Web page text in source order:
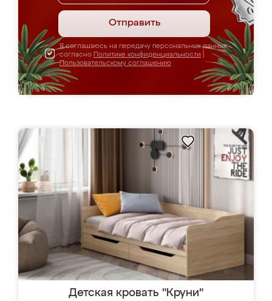
Отправить
Я соглашаюсь на передачу персональных данных
согласно Политике конфиденциальности
Пользовательскому соглашению
Детская кровать "Круни"